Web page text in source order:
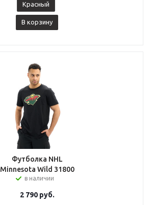
Красный
В корзину
Футболка NHL
Minnesota Wild 31800
в наличии
2 790руб.